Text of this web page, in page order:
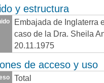
y estructura
Embajada de Inglaterra
caso de la Dra. Sheila
20.11.1975
de acceso y uso
Total